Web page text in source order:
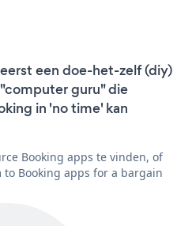
een doe-het-zelf (diy)
guru" die
in 'no time' kan
Booking apps te vinden, of
Booking apps for a bargain